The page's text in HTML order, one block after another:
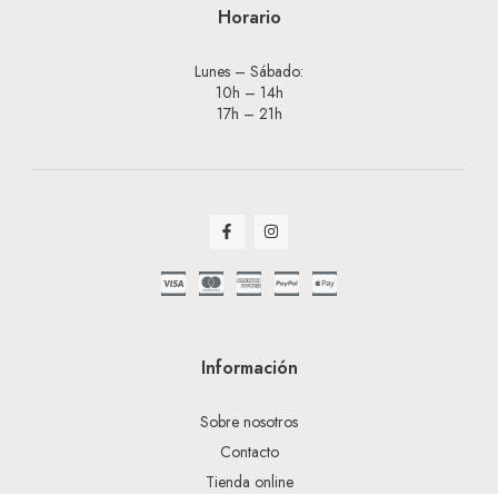
Horario
Lunes – Sábado:
10h – 14h
17h – 21h
Información
Sobre nosotros
Contacto
Tienda online